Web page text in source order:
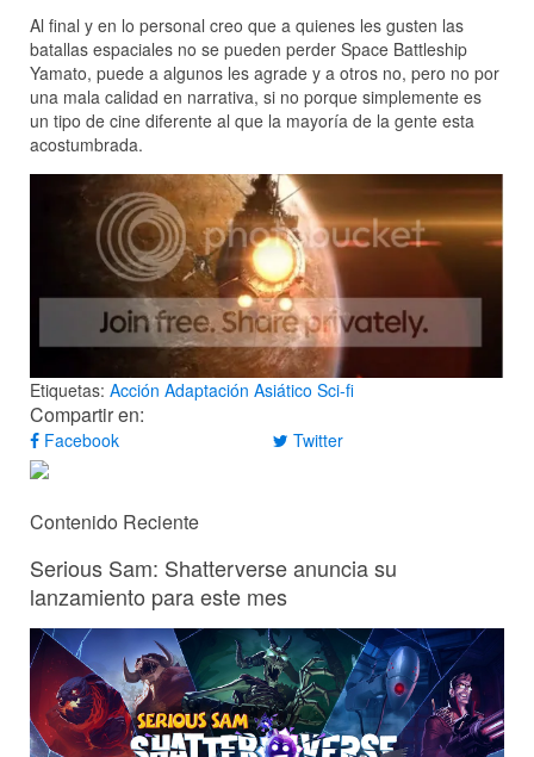
Al final y en lo personal creo que a quienes les gusten las
batallas espaciales no se pueden perder Space Battleship
Yamato, puede a algunos les agrade y a otros no, pero no por
una mala calidad en narrativa, si no porque simplemente es
un tipo de cine diferente al que la mayoría de la gente esta
acostumbrada.
Etiquetas: Acción Adaptación Asiático Sci-fi
Compartir en:
Facebook Twitter
Contenido Reciente
Serious Sam: Shatterverse anuncia su
lanzamiento para este mes